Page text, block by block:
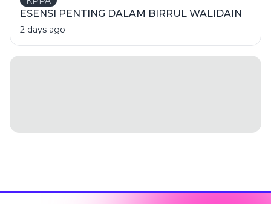
ESENSI PENTING DALAM BIRRUL WALIDAIN
2 days ago